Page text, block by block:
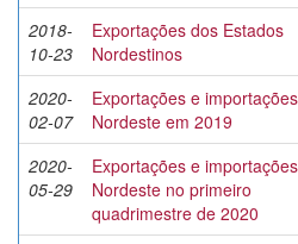
2018-
10-23
Exportações dos Estados
Nordestinos
2020-
02-07
Exportações e
Nordeste em 2019
2020-
05-29
Exportações e
Nordeste no primeiro
quadrimestre de 2020